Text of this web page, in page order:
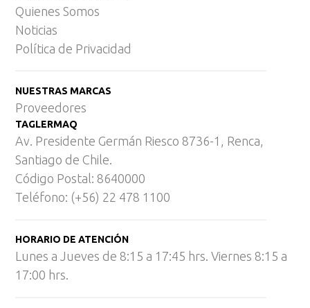
Quienes Somos
Noticias
Política de Privacidad
NUESTRAS MARCAS
Proveedores
TAGLERMAQ
Av. Presidente Germán Riesco 8736-1, Renca,
Santiago de Chile.
Código Postal: 8640000
Teléfono: (+56) 22 478 1100
HORARIO DE ATENCIÓN
Lunes a Jueves de 8:15 a 17:45 hrs. Viernes 8:15 a
17:00 hrs.